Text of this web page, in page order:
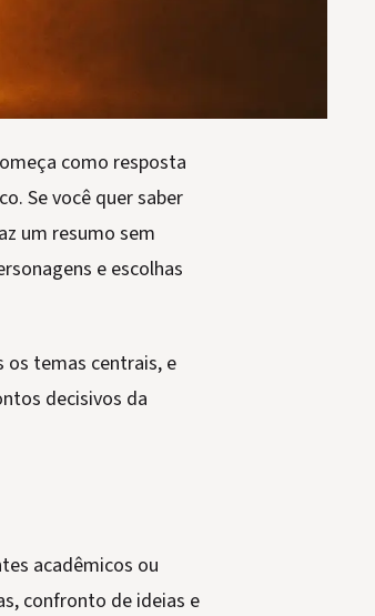
como resposta
Se você quer saber
um resumo sem
e escolhas
os temas centrais, e
decisivos da
acadêmicos ou
confronto de ideias e